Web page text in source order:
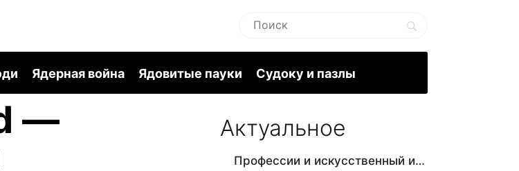
Ядерная война Ядовитые пауки Судоку и пазлы
—
Актуальное
Профессии и искусственный интеллект